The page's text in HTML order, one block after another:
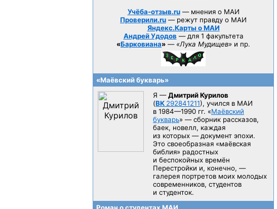
Учёба-отзыв.ru— мнения о МАИ
Проверили.ru — режут правду о МАИ
Яндекс.Карты о МАИ
Андрей Удодов — для 1 факультета
«Барковиана» — «Лука Мудищев» и пр.
«Маёвский букварь»
Я —Дмитрий Курилов
(ВК 292841211), учился в МАИ
в 1984—1990 гг. «Маёвский
букварь» — сборник рассказов,
баек, новелл, каждая
из которых — документ эпохи.
Это своеобразная «маёвская
библия» радостных
и беспокойных времён
Перестройки и, конечно, —
галерея портретов моих молодых
современников, студентов
и студенток.